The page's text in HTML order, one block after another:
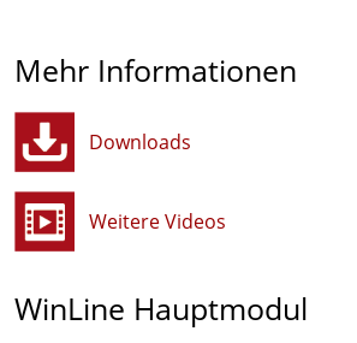
Mehr Informationen
Downloads
Weitere Videos
WinLine Hauptmodul